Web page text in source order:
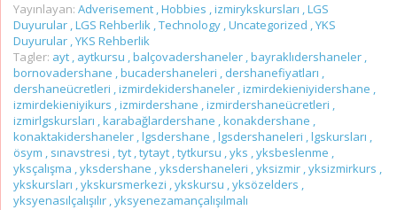
Yayınlayan: Adverisement ,Hobbies ,izmirykskursları ,LGS
Duyurular ,LGS Rehberlik ,Technology ,Uncategorized ,YKS
Duyurular ,YKS Rehberlik
Tagler: ayt , aytkursu ,balçovadershaneler ,bayraklıdershaneler ,
bornovadershane ,bucadershaneleri , dershanefiyatları ,
dershaneücretleri ,izmirdekidershaneler ,izmirdekieniyidershane ,
izmirdekieniyikurs ,izmirdershane ,izmirdershaneücretleri ,
izmirlgskursları ,karabağlardershane ,konakdershane ,
konaktakidershaneler ,lgsdershane ,lgsdershaneleri ,lgskursları ,
ösym , sınavstresi ,tyt ,tytayt ,tytkursu ,yks ,yksbeslenme ,
yksçalışma ,yksdershane ,yksdershaneleri ,yksizmir ,yksizmirkurs ,
ykskursları ,ykskursmerkezi ,ykskursu ,yksözelders ,
yksyenasılçalışılır ,yksyenezamançalışılmalı